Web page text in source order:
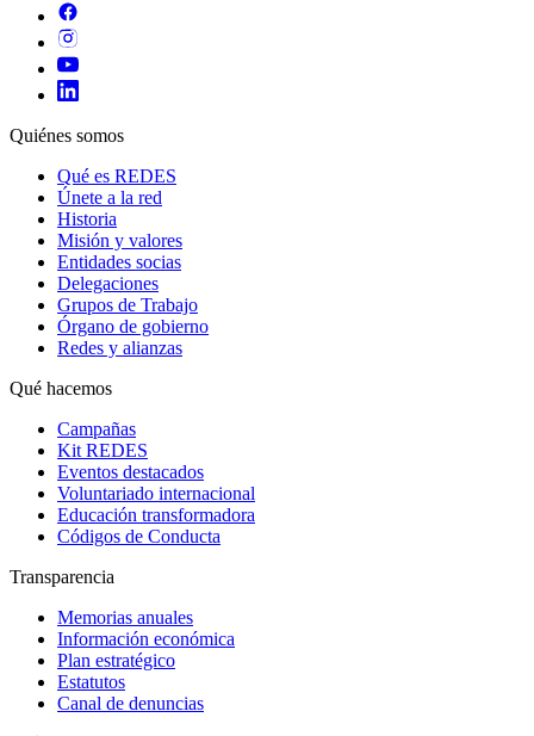
Quiénes somos
Qué es REDES
Únete a la red
Historia
Misión y valores
Entidades socias
Delegaciones
Grupos de Trabajo
Órgano de gobierno
Redes y alianzas
Qué hacemos
Campañas
Kit REDES
Eventos destacados
Voluntariado internacional
Educación transformadora
Códigos de Conducta
Transparencia
Memorias anuales
Información económica
Plan estratégico
Estatutos
Canal de denuncias